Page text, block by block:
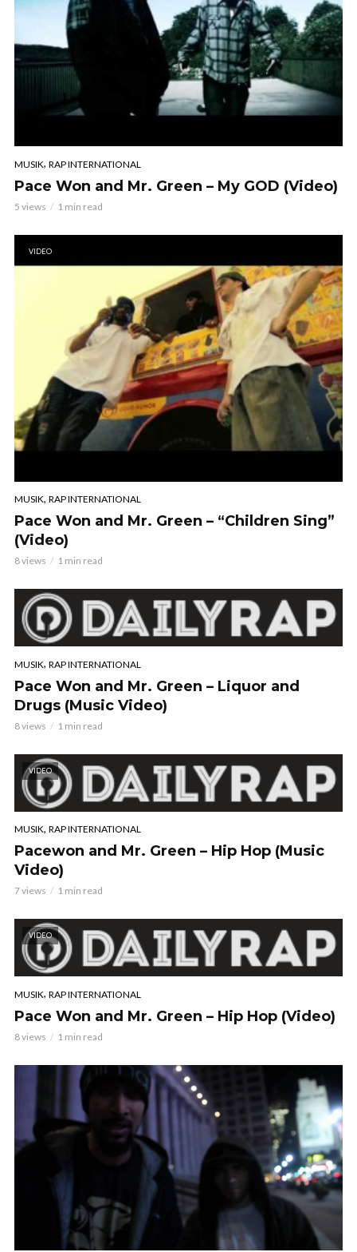
MUSIK, RAP INTERNATIONAL
Pace Won and Mr. Green – My GOD (Video)
5 views 1 min read
VIDEO
MUSIK, RAP INTERNATIONAL
Pace Won and Mr. Green – “Children Sing”
(Video)
8 views 1 min read
MUSIK, RAP INTERNATIONAL
Pace Won and Mr. Green – Liquor and
Drugs (Music Video)
8 views 1 min read
VIDEO
MUSIK, RAP INTERNATIONAL
Pacewon and Mr. Green – Hip Hop (Music
Video)
7 views 1 min read
VIDEO
MUSIK, RAP INTERNATIONAL
Pace Won and Mr. Green – Hip Hop (Video)
8 views 1 min read